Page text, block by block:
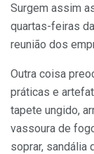
Surgem assim
quartas-feiras
reunião dos
Outra coisa
práticas e
tapete ungido,
vassoura de
soprar, sandália